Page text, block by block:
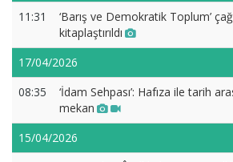
11:31
‘Barış ve Demokratik Toplum’
kitaplaştırıldı
17/04/2026
08:35
‘İdam Sehpası’: Hafıza ile tarih
mekan
15/04/2026